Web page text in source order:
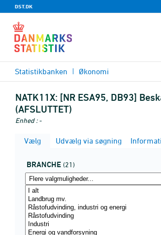
DST.DK
Statistikbanken Økonomi
NATK11X: [NR ESA95, DB93]
(AFSLUTTET)
Enhed : -
Vælg Udvælg via søgning
BRANCHE (21)